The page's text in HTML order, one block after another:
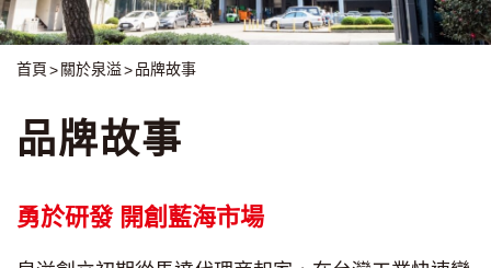
首頁 關於泉溢 品牌故事
品牌故事
勇於研發 開創藍海市場